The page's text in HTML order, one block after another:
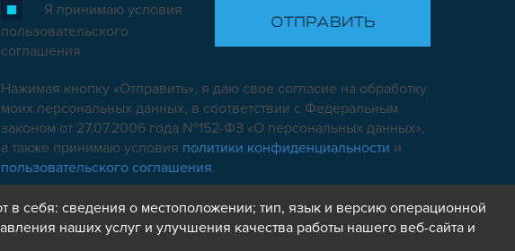
Я принимаю условия
пользовательского
соглашения
Нажимая кнопку «Отправить», я даю свое согласие на обработку
моих персональных данных, в соответствии с Федеральным
законом от 27.07.2006 года №152-ФЗ «О персональных данных»,
а также принимаю условия политики конфиденциальности и
пользовательского соглашения.
себя: сведения о местоположении; тип, язык и версию операционной
наших услуг и улучшения качества работы нашего веб-сайта и